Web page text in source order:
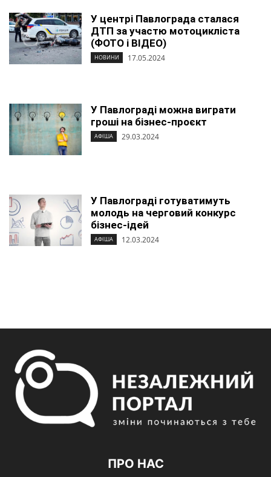
У центрі Павлограда сталася
ДТП за участю мотоцикліста
(ФОТО і ВІДЕО)
НОВИНИ 17.05.2024
У Павлограді можна виграти
гроші на бізнес-проєкт
АФІША 29.03.2024
У Павлограді готуватимуть
молодь на черговий конкурс
бізнес-ідей
АФІША 12.03.2024
ПРО НАС